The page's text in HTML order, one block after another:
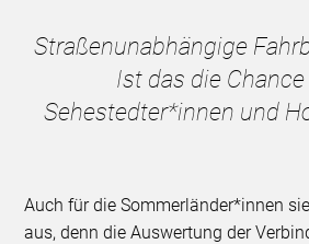
Straßenunabhängige
Ist das die
Sehestedter*innen und
Auch für die Sommerländer*innen
aus, denn die Auswertung der